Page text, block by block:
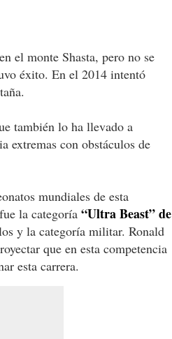
en el monte Shasta, pero no se
éxito. En el 2014 intentó
también lo ha llevado a
extremas con obstáculos de
mundiales de esta
la categoría “Ultra Beast” de
y la categoría militar. Ronald
que en esta competencia
esta carrera.